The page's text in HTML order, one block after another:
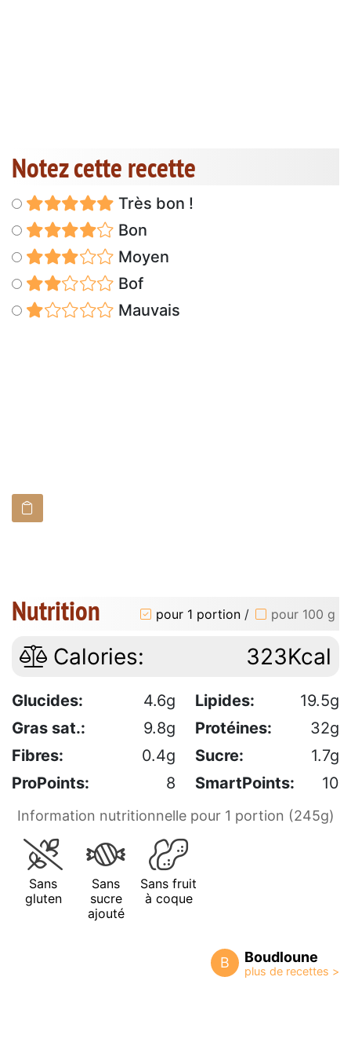
Notez cette recette
Très bon !
Bon
Moyen
Bof
Mauvais
Nutrition pour 1 portion / pour 100 g
Calories: 323Kcal
Glucides: 4.6g Lipides:
19.5g
Gras sat.:
9.8g Protéines:
32g
Fibres:
0.4g Sucre:
1.7g
ProPoints:
8 SmartPoints: 10
Information nutritionnelle pour 1 portion (245g)
Sans
gluten
Sans
sucre
ajouté
Sans fruit
à coque
B Boudloune